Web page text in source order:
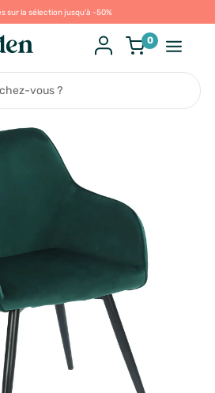
sur la sélection jusqu'à -50%
0